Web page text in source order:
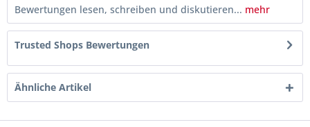
Bewertungen lesen, schreiben und diskutieren... mehr
Trusted Shops Bewertungen
Ähnliche Artikel